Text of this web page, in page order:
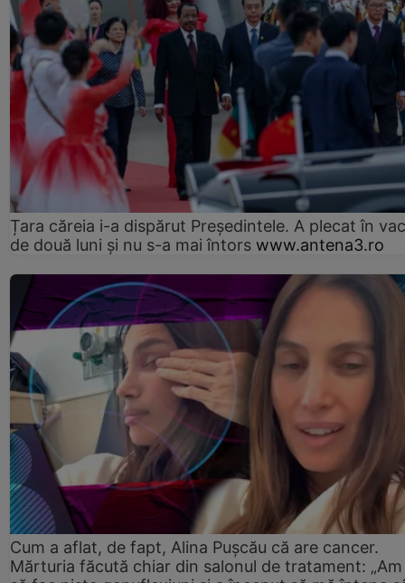
Țara căreia i-a dispărut Președintele. A plecat în
de două luni și nu s-a mai întors www.antena3.ro
Cum a aflat, de fapt, Alina Pușcău că are cancer.
Mărturia făcută chiar din salonul de tratament: